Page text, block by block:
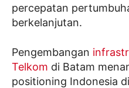
percepatan
berkelanjutan.
Pengembangan
Telkom di Batam
positioning Indonesia